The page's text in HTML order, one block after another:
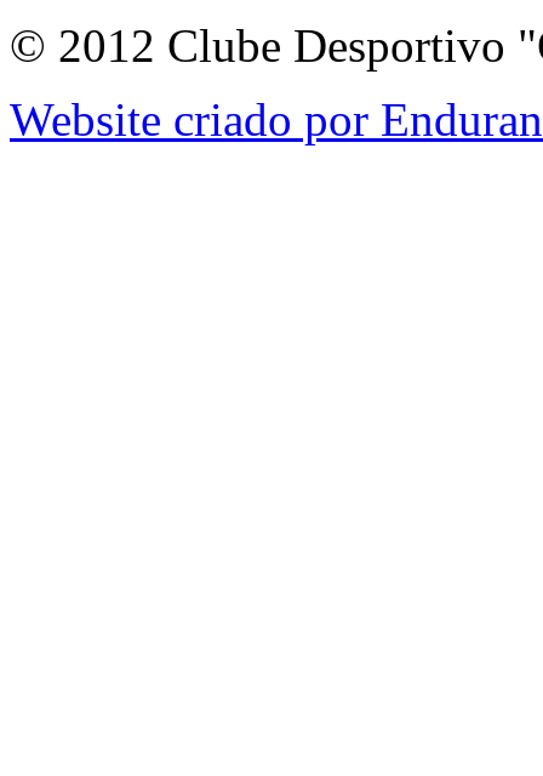
© 2012 Clube Desportivo
Website criado por